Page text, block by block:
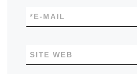
E-MAIL
*
SITE WEB